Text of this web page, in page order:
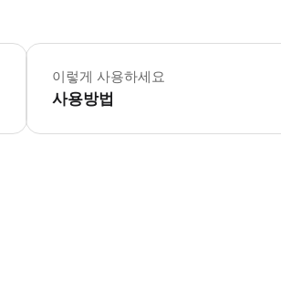
쿠킹 스튜디오는 각각 신주쿠구, 치요다구, 미
이렇게 사용하세요
사용방법